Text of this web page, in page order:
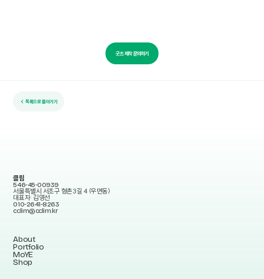
굿즈 제작 문의하기
← 목록으로 돌아가기
클림
546-45-00939
서울특별시 서초구 형촌3길 4 (우면동)
대표자: 김영선
010-2641-8263
cclim@cclim.kr
About
Portfolio
MoYE
Shop